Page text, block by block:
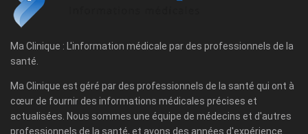
Ma Clinique : L'information médicale par des professionnels de la
santé.
Ma Clinique est géré par des professionnels de la santé qui ont à
cœur de fournir des informations médicales précises et
actualisées. Nous sommes une équipe de médecins et d'autres
professionnels de la santé, et avons des années d'expérience